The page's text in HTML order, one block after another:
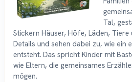
Tal,
Stickern Häuser, Höfe, Läden, Tiere
Details und sehen dabei zu, wie ein
entsteht. Das spricht Kinder mit
wie Eltern, die gemeinsames
mögen.